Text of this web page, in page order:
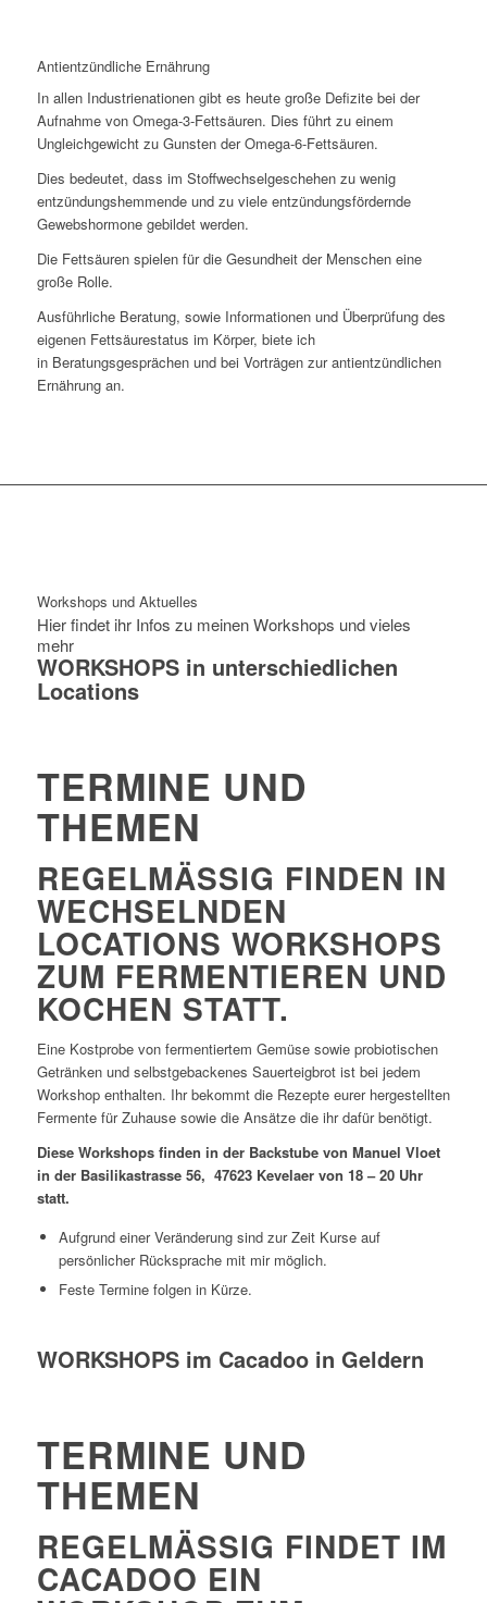
Antientzündliche Ernährung
In allen Industrienationen gibt es heute große Defizite bei der
Aufnahme von Omega-3-Fettsäuren. Dies führt zu einem
Ungleichgewicht zu Gunsten der Omega-6-Fettsäuren.
Dies bedeutet, dass im Stoffwechselgeschehen zu wenig
entzündungshemmende und zu viele entzündungsfördernde
Gewebshormone gebildet werden.
Die Fettsäuren spielen für die Gesundheit der Menschen eine
große Rolle.
Ausführliche Beratung, sowie Informationen und Überprüfung des
eigenen Fettsäurestatus im Körper, biete ich
in Beratungsgesprächen und bei Vorträgen zur antientzündlichen
Ernährung an.
Workshops und Aktuelles
Hier findet ihr Infos zu meinen Workshops und vieles
mehr
WORKSHOPS in unterschiedlichen
Locations
TERMINE UND
THEMEN
REGELMÄSSIG FINDEN IN W
ECHSELNDEN L
OCATIONS WORKSHOPS
ZUM FERMENTIEREN UND
KOCHEN STATT.
Eine Kostprobe von fermentiertem Gemüse sowie probiotischen
Getränken und selbstgebackenes Sauerteigbrot ist bei jedem
Workshop enthalten. Ihr bekommt die Rezepte eurer hergestellten
Fermente für Zuhause sowie die Ansätze die ihr dafür benötigt.
Diese Workshops finden in der Backstube von Manuel Vloet
in der Basilikastrasse 56, 47623 Kevelaer von 18 – 20 Uhr
statt.
Aufgrund einer Veränderung sind zur Zeit Kurse auf
persönlicher Rücksprache mit mir möglich.
Feste Termine folgen in Kürze.
WORKSHOPS im Cacadoo in Geldern
TERMINE UND
THEMEN
REGELMÄSSIG FINDET IM C
ACADOO EIN W